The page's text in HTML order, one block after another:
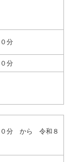
分
分
０分 から 令和８